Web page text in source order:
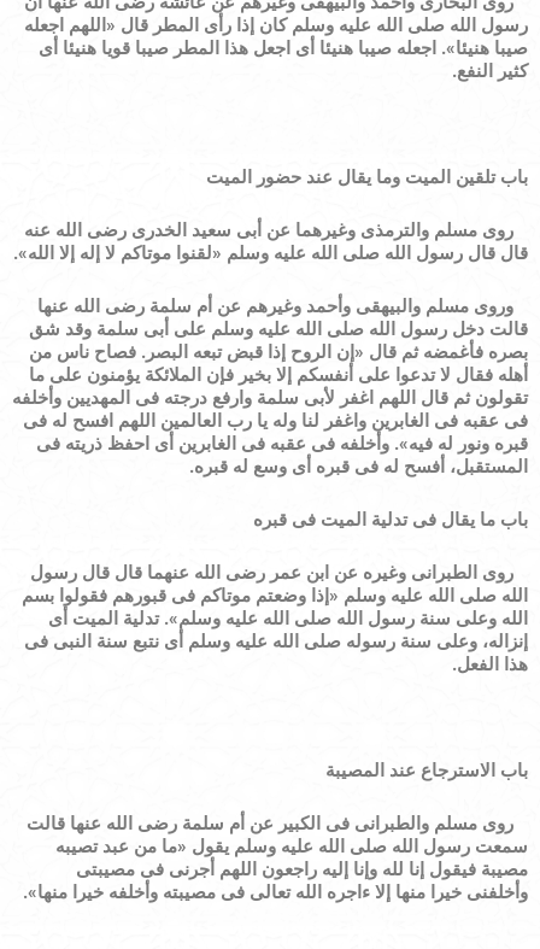
رسول الله صلى الله عليه وسلم كان إذا رأى المطر قال « اللهم اجعله
صيبا هنيئا». اجعله صيبا هنيئا أى اجعل هذا المطر صيبا قويا هنيئا أى
كثير النفع.
باب تلقين الميت وما يقال عند حضور الميت
روى مسلم والترمذى وغيرهما عن أبى سعيد الخدرى رضى الله عنه
قال قال رسول الله صلى الله عليه وسلم «لقنوا موتاكم لا إله إلا الله»
.
وروى مسلم والبيهقى وأحمد وغيرهم عن أم سلمة رضى الله عنها
قالت دخل رسول الله صلى الله عليه وسلم على أبى سلمة وقد شق
بصره فأغمضه ثم قال «إن الروح إذا قبض تبعه البصر. فصاح ناس من
أهله فقال لا تدعوا على أنفسكم إلا بخير فإن الملائكة يؤمنون على ما
تقولون ثم قال اللهم اغفر لأبى سلمة وارفع درجته فى المهديين وأخلفه
فى عقبه فى الغابرين واغفر لنا وله يا رب العالمين اللهم افسح له فى
قبره ونور له فيه»
. وأخلفه فى عقبه فى الغابرين أى احفظ ذريته فى
المستقبل، أفسح له فى قبره أى وسع له قبره.
باب ما يقال فى تدلية الميت فى قبره
روى الطبرانى وغيره عن ابن عمر رضى الله عنهما قال قال رسول
الله صلى الله عليه وسلم «إذا وضعتم موتاكم فى قبورهم فقولوا بسم
الله وعلى سنة رسول الله صلى الله عليه وسلم». تدلية الميت أى
إنزاله، وعلى سنة رسوله صلى الله عليه وسلم أى نتبع سنة النبى فى
هذا الفعل.
باب الاسترجاع عند المصيبة
روى مسلم والطبرانى فى الكبير عن أم سلمة رضى الله عنها قالت
سمعت رسول الله صلى الله عليه وسلم يقول «ما من عبد تصيبه
مصيبة فيقول إنا لله وإنا إليه راجعون اللهم أجرنى فى مصيبتى
وأخلفنى خيرا منها إلا ءاجره الله تعالى فى مصيبته وأخلفه خيرا منها»
.